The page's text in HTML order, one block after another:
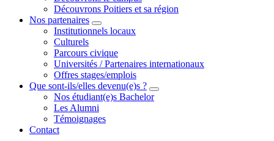
Découvrons Poitiers et sa région
Nos partenaires
Institutionnels locaux
Culturels
Parcours civique
Universités / Partenaires internationaux
Offres stages/emplois
Que sont-ils/elles devenu(e)s ?
Nos étudiant(e)s Bachelor
Les Alumni
Témoignages
Contact